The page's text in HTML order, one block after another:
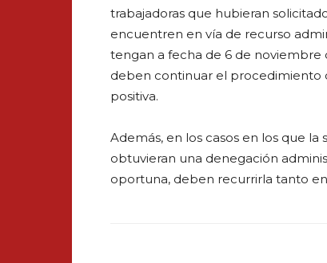
trabajadoras que hubieran
encuentren en vía de recurso
tengan a fecha de 6 de noviembre
deben continuar el procedimiento
positiva.
Además, en los casos en los que
obtuvieran una denegación
oportuna, deben recurrirla tanto